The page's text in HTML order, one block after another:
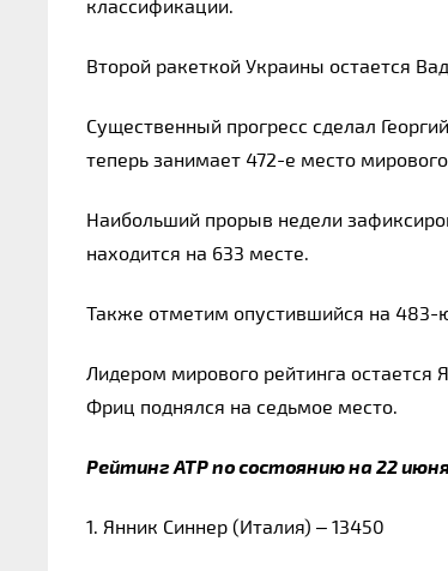
классификации.
Второй ракеткой Украины остается
Существенный прогресс сделал
теперь занимает 472-е место
Наибольший прорыв недели
находится на 633 месте.
Также отметим опустившийся на 483-
Лидером мирового рейтинга
Фриц поднялся на седьмое место.
Рейтинг ATP по состоянию на 22
1. Янник Синнер (Италия) – 13450